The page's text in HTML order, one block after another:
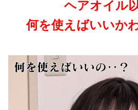
ヘアオイル
何を使えばいいか